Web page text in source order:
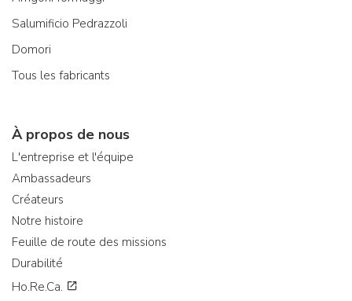
Salumificio Pedrazzoli
Domori
Tous les fabricants
À propos de nous
L'entreprise et l'équipe
Ambassadeurs
Créateurs
Notre histoire
Feuille de route des missions
Durabilité
Ho.Re.Ca.